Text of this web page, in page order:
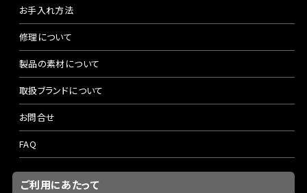
お手入れ方法
修理について
製品の素材について
取扱ブランドについて
お問合せ
FAQ
ご利用にあたって